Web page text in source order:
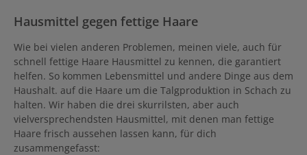
Hausmittel gegen fettige Haare
Wie bei vielen anderen Problemen, meinen viele, auch für
schnell fettige Haare Hausmittel zu kennen, die garantiert
helfen. So kommen Lebensmittel und andere Dinge aus dem
Haushalt. auf die Haare um die Talgproduktion in Schach zu
halten. Wir haben die drei skurrilsten, aber auch
vielversprechendsten Hausmittel, mit denen man fettige
Haare frisch aussehen lassen kann, für dich
zusammengefasst: